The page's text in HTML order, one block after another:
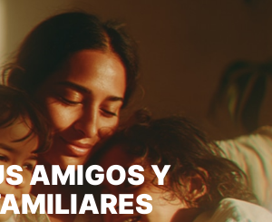
AMIGOS Y